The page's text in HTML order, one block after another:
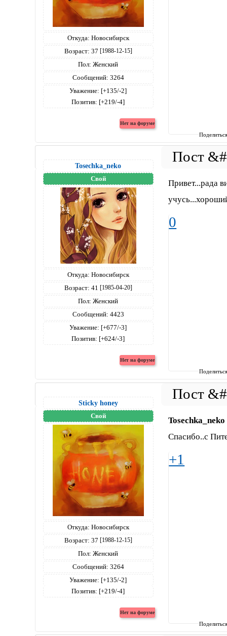
Откуда: Новосибирск
Возраст: 37 [1988-12-15]
Пол: Женский
Сообщений: 3264
Уважение: [+135/-2]
Позитив: [+219/-4]
Tosechka_neko
Свой
Откуда: Новосибирск
Возраст: 41 [1985-04-20]
Пол: Женский
Сообщений: 4423
Уважение: [+677/-3]
Позитив: [+624/-3]
Привет...рада
0
Sticky honey
Свой
Откуда: Новосибирск
Возраст: 37 [1988-12-15]
Пол: Женский
Сообщений: 3264
Уважение: [+135/-2]
Позитив: [+219/-4]
Tosechka_neko
Спасибо..с
+1